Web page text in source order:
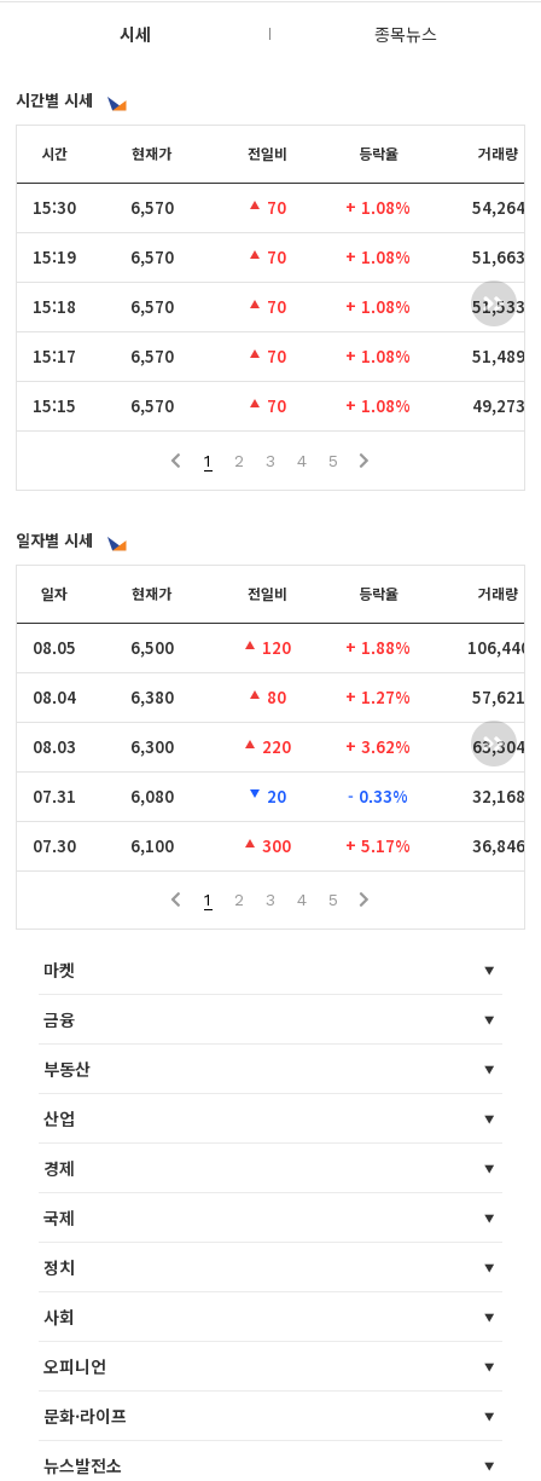
시세 종목뉴스
시간별 시세
시간
15:30
15:19
15:18
15:17
15:15
시간 현재가 전일비 등락율 거래량
15:30 6,570 70 + 1.08% 54,264
15:19 6,570 70 + 1.08% 51,663
15:18 6,570 70 + 1.08% 51,533
15:17 6,570 70 + 1.08% 51,489
15:15 6,570 70 + 1.08% 49,273
1 2 3 4 5
일자별 시세
일자
08.05
08.04
08.03
07.31
07.30
일자 현재가 전일비 등락율 거래량
08.05 6,500 120 + 1.88% 106,440
08.04 6,380 80 + 1.27% 57,621
08.03 6,300 220 + 3.62% 63,304
07.31 6,080 20 - 0.33% 32,168
07.30 6,100 300 + 5.17% 36,846
1 2 3 4 5
마켓
금융
부동산
산업
경제
국제
정치
사회
오피니언
문화·라이프
뉴스발전소